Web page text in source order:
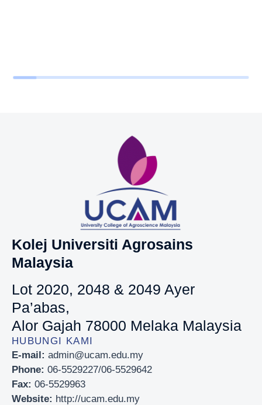
Kolej Universiti Agrosains
Malaysia
Lot 2020, 2048 & 2049 Ayer
Pa’abas,
Alor Gajah 78000 Melaka Malaysia
HUBUNGI KAMI
E-mail: admin@ucam.edu.my
Phone: 06-5529227/06-5529642
Fax: 06-5529963
Website: http://ucam.edu.my